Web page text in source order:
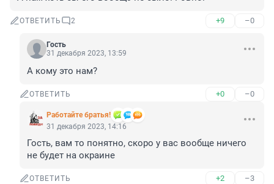
ОТВЕТИТЬ 2 +9 –0
Гость
31 декабря 2023, 13:59
А кому это нам?
ОТВЕТИТЬ +0 –0
Работайте братья!
31 декабря 2023, 14:16
Гость, вам то понятно, скоро у вас вообще ничего
не будет на окраине
ОТВЕТИТЬ +2 –3